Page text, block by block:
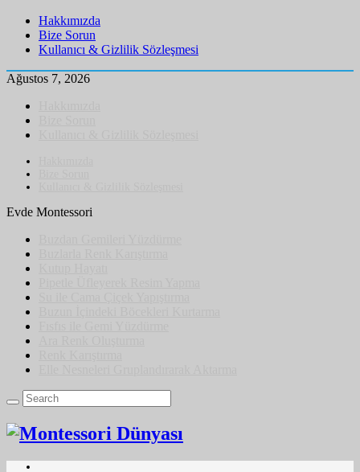
Hakkımızda
Bize Sorun
Kullanıcı & Gizlilik Sözleşmesi
Ağustos 7, 2026
Evde Montessori